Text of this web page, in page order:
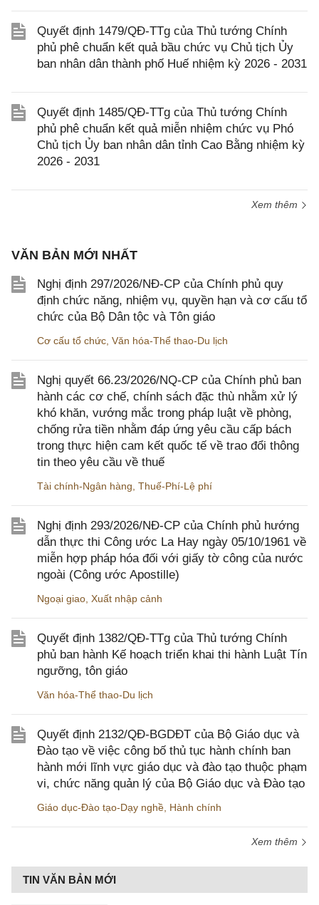
Quyết định 1479/QĐ-TTg của Thủ tướng Chính
phủ phê chuẩn kết quả bầu chức vụ Chủ tịch Ủy
ban nhân dân thành phố Huế nhiệm kỳ 2026 - 2031
Quyết định 1485/QĐ-TTg của Thủ tướng Chính
phủ phê chuẩn kết quả miễn nhiệm chức vụ Phó
Chủ tịch Ủy ban nhân dân tỉnh Cao Bằng nhiệm kỳ
2026 - 2031
Xem thêm
VĂN BẢN MỚI NHẤT
Nghị định 297/2026/NĐ-CP của Chính phủ quy
định chức năng, nhiệm vụ, quyền hạn và cơ cấu tổ
chức của Bộ Dân tộc và Tôn giáo
Cơ cấu tổ chức Văn hóa-Thể thao-Du lịch
Nghị quyết 66.23/2026/NQ-CP của Chính phủ ban
hành các cơ chế, chính sách đặc thù nhằm xử lý
khó khăn, vướng mắc trong pháp luật về phòng,
chống rửa tiền nhằm đáp ứng yêu cầu cấp bách
trong thực hiện cam kết quốc tế về trao đổi thông
tin theo yêu cầu về thuế
Tài chính-Ngân hàng Thuế-Phí-Lệ phí
Nghị định 293/2026/NĐ-CP của Chính phủ hướng
dẫn thực thi Công ước La Hay ngày 05/10/1961 về
miễn hợp pháp hóa đối với giấy tờ công của nước
ngoài (Công ước Apostille)
Ngoại giao Xuất nhập cảnh
Quyết định 1382/QĐ-TTg của Thủ tướng Chính
phủ ban hành Kế hoạch triển khai thi hành Luật Tín
ngưỡng, tôn giáo
Văn hóa-Thể thao-Du lịch
Quyết định 2132/QĐ-BGDĐT của Bộ Giáo dục và
Đào tạo về việc công bố thủ tục hành chính ban
hành mới lĩnh vực giáo dục và đào tạo thuộc phạm
vi, chức năng quản lý của Bộ Giáo dục và Đào tạo
Giáo dục-Đào tạo-Dạy nghề Hành chính
Xem thêm
TIN VĂN BẢN MỚI